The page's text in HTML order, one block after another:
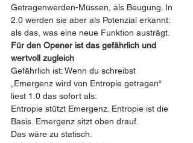
Getragenwerden-Müssen, als Beugung. In
2.0 werden sie aber als Potenzial erkannt:
als das, was eine neue Funktion austrägt.
Für den Opener ist das gefährlich und
wertvoll zugleich
Gefährlich ist: Wenn du schreibst
„Emergenz wird von Entropie getragen“
liest 1.0 das sofort als:
Entropie stützt Emergenz. Entropie ist die
Basis. Emergenz sitzt oben drauf.
Das wäre zu statisch.